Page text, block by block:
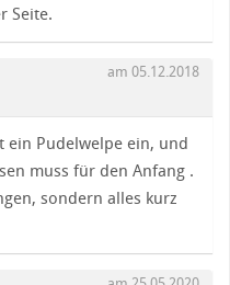
Seite.
am 05.12.2018
ein Pudelwelpe ein, und
muss für den Anfang .
sondern alles kurz